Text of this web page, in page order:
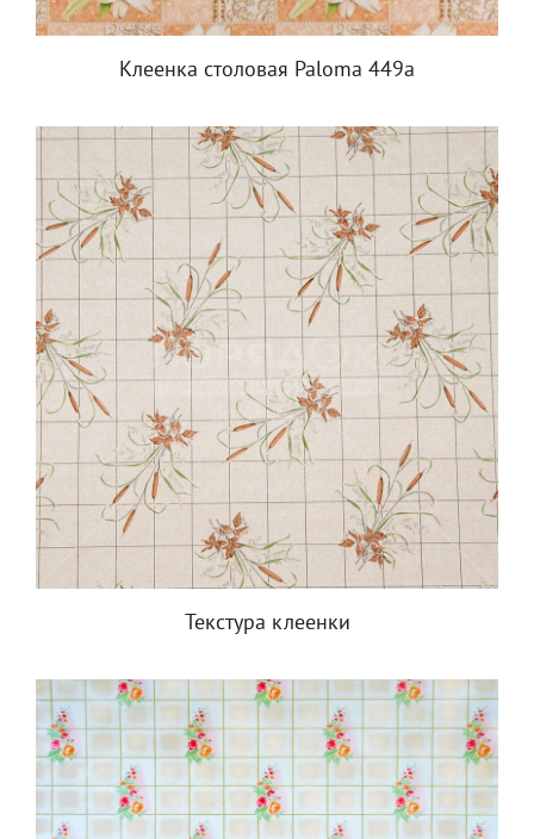
Клеенка столовая Paloma 449a
Текстура клеенки